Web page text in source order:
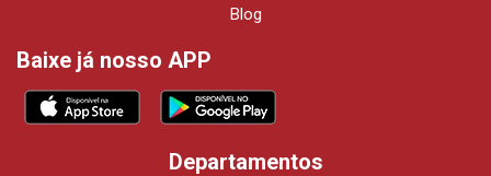
Blog
Baixe já nosso APP
Departamentos